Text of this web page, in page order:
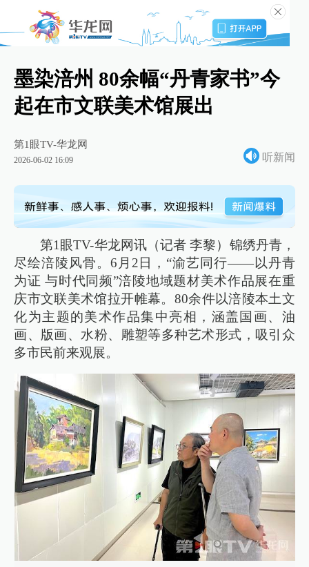
墨染涪州 80余幅“丹青家书”今
起在市文联美术馆展出
第1眼TV-华龙网
2026-06-02 16:09 听新闻
第1眼TV-华龙网讯（记者 李黎）锦绣丹青，
尽绘涪陵风骨。6月2日，“渝艺同行——以丹青
为证 与时代同频”涪陵地域题材美术作品展在重
庆市文联美术馆拉开帷幕。80余件以涪陵本土文
化为主题的美术作品集中亮相，涵盖国画、油
画、版画、水粉、雕塑等多种艺术形式，吸引众
多市民前来观展。